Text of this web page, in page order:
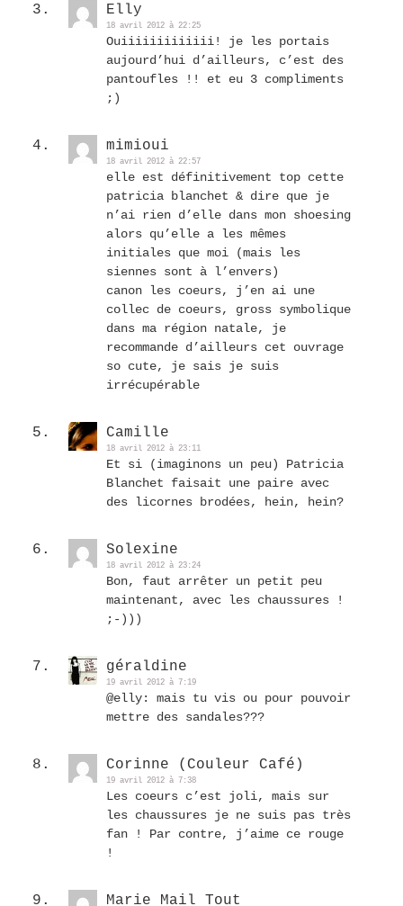
Elly
18 avril 2012 à 22:25
Ouiiiiiiiiiiiii! je les portais
aujourd’hui d’ailleurs, c’est des
pantoufles !! et eu 3 compliments
;)
mimioui
18 avril 2012 à 22:57
elle est définitivement top cette
patricia blanchet & dire que je
n’ai rien d’elle dans mon shoesing
alors qu’elle a les mêmes
initiales que moi (mais les
siennes sont à l’envers)
canon les coeurs, j’en ai une
collec de coeurs, gross symbolique
dans ma région natale, je
recommande d’ailleurs cet ouvrage
so cute, je sais je suis
irrécupérable
Camille
18 avril 2012 à 23:11
Et si (imaginons un peu) Patricia
Blanchet faisait une paire avec
des licornes brodées, hein, hein?
Solexine
18 avril 2012 à 23:24
Bon, faut arrêter un petit peu
maintenant, avec les chaussures !
;-)))
géraldine
19 avril 2012 à 7:19
@elly: mais tu vis ou pour pouvoir
mettre des sandales???
Corinne (Couleur Café)
19 avril 2012 à 7:38
Les coeurs c’est joli, mais sur
les chaussures je ne suis pas très
fan ! Par contre, j’aime ce rouge
!
Marie Mail Tout